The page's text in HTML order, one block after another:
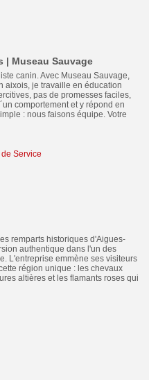
| Museau Sauvage
canin. Avec Museau Sauvage,
aixois, je travaille en éducation
pas de promesses faciles,
comportement et y répond en
: nous faisons équipe. Votre
Service
remparts historiques d'Aigues-
authentique dans l'un des
L'entreprise emmène ses visiteurs
région unique : les chevaux
altières et les flamants roses qui